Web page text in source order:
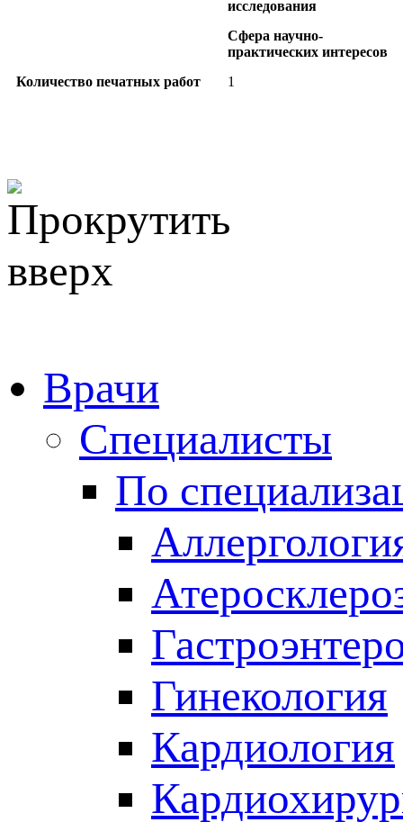
исследования
Сфера научно-
практических интересов
Количество печатных работ
1
Врачи
Специалисты
По
Гинекология
Кардиология